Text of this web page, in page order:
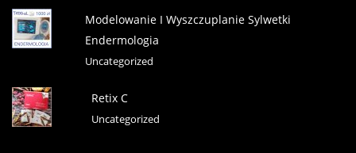
Modelowanie I Wyszczuplanie Sylwetki
Endermologia
Uncategorized
Retix C
Uncategorized